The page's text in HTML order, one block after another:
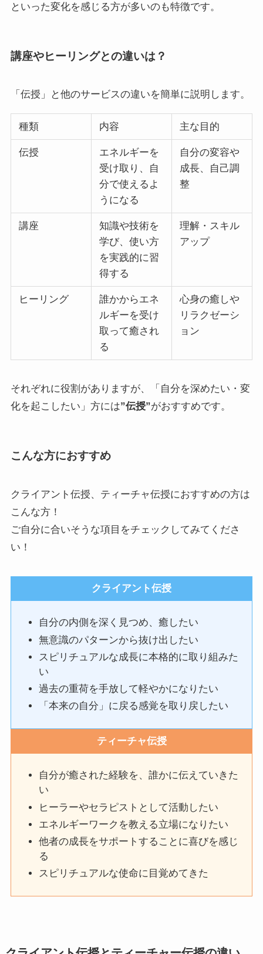
といった変化を感じる方が多いのも特徴です。
講座やヒーリングとの違いは？
「伝授」と他のサービスの違いを簡単に説明します。
種類 内容 主な目的
伝授
エネルギーを
受け取り、自
分で使えるよ
うになる
自分の変容や
成長、自己調
整
講座
知識や技術を
学び、使い方
を実践的に習
得する
理解・スキル
アップ
ヒーリング
誰かからエネ
ルギーを受け
取って癒され
る
心身の癒しや
リラクゼーシ
ョン
それぞれに役割がありますが、「自分を深めたい・変
化を起こしたい」方には”伝授”がおすすめです。
こんな方におすすめ
クライアント伝授、ティーチャ伝授におすすめの方は
こんな方！
ご自分に合いそうな項目をチェックしてみてくださ
い！
クライアント伝授
自分の内側を深く見つめ、癒したい
無意識のパターンから抜け出したい
スピリチュアルな成長に本格的に取り組みた
い
過去の重荷を手放して軽やかになりたい
「本来の自分」に戻る感覚を取り戻したい
ティーチャ伝授
自分が癒された経験を、誰かに伝えていきた
い
ヒーラーやセラピストとして活動したい
エネルギーワークを教える立場になりたい
他者の成長をサポートすることに喜びを感じ
る
スピリチュアルな使命に目覚めてきた